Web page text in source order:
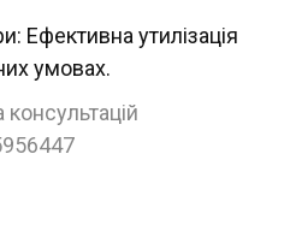
Ефективна утилізація
умовах.